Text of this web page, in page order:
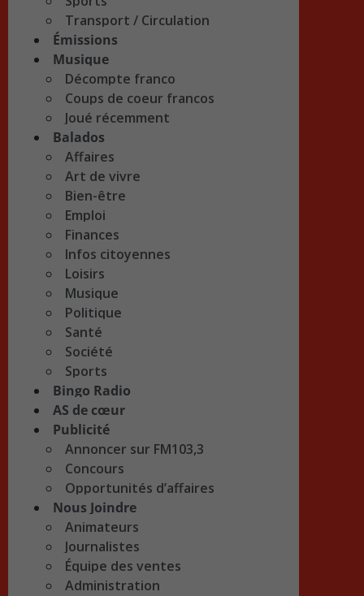
Transport / Circulation
Émissions
Musique
Décompte franco
Coups de coeur francos
Joué récemment
Balados
Affaires
Art de vivre
Bien-être
Emploi
Finances
Infos citoyennes
Loisirs
Musique
Politique
Santé
Société
Sports
Bingo Radio
AS de cœur
Publicité
Annoncer sur FM103,3
Concours
Opportunités d’affaires
Nous Joindre
Animateurs
Journalistes
Équipe des ventes
Administration